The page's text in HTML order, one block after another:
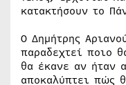
κατακτήσουν το
Ο Δημήτρης
παραδεχτεί ποιο
θα έκανε αν ήταν
αποκαλύπτει πώς